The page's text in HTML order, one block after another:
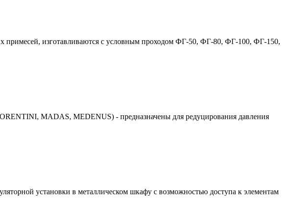
примесей, изготавливаются с условным проходом ФГ-50, ФГ-80, ФГ-100, ФГ-150,
MADAS, MEDENUS) - предназначены для редуцирования давления
установки в металлическом шкафу с возможностью доступа к элементам